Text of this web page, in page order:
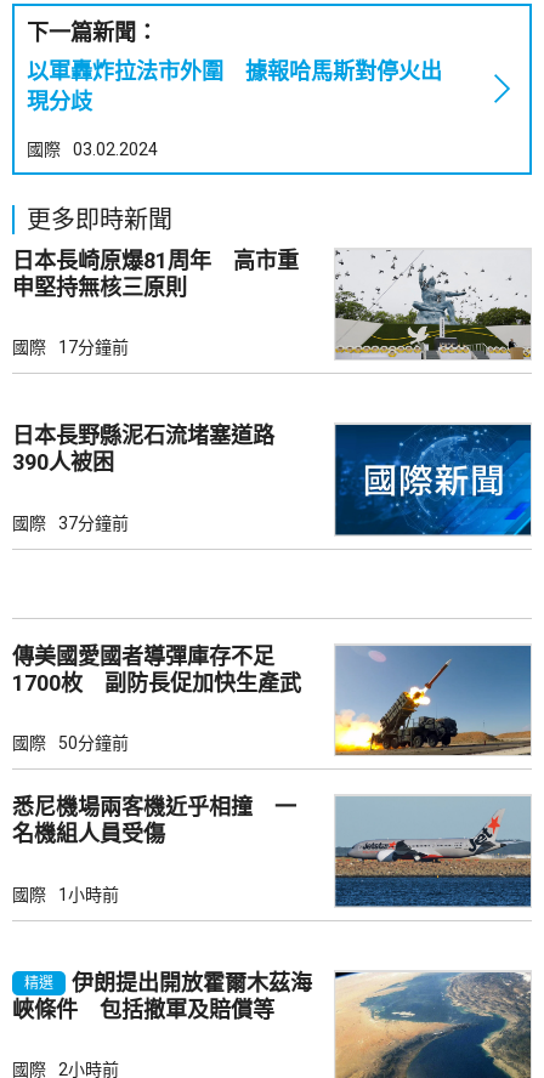
下一篇新聞：
以軍轟炸拉法市外圍 據報哈馬斯對停火出
現分歧
國際 03.02.2024
更多即時新聞
日本長崎原爆81周年 高市重
申堅持無核三原則
國際 17分鐘前
日本長野縣泥石流堵塞道路
390人被困
國際 37分鐘前
傳美國愛國者導彈庫存不足
1700枚 副防長促加快生產武
國際 50分鐘前
悉尼機場兩客機近乎相撞 一
名機組人員受傷
國際 1小時前
精選
伊朗提出開放霍爾木茲海
峽條件 包括撤軍及賠償等
國際 2小時前